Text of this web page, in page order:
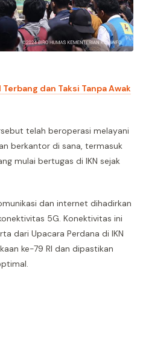
dan Taksi Tanpa Awak
telah beroperasi melayani
berkantor di sana, termasuk
mulai bertugas di IKN sejak
dan internet dihadirkan
5G. Konektivitas ini
dari Upacara Perdana di IKN
ke-79 RI dan dipastikan